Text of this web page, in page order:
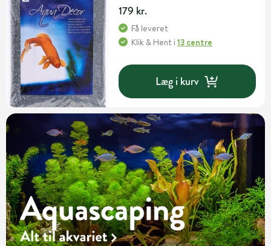
179 kr.
Få leveret
Klik & Hent i13 centre
Læg i kurv